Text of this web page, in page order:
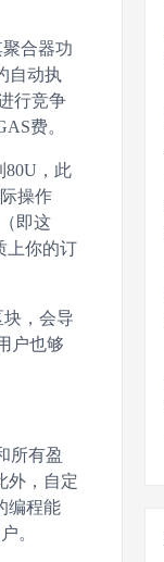
合器功
自动执
行竞争
费。
80U，此
操作
即这
上你的订
，会导
户也够
所有盈
外，自定
编程能
。